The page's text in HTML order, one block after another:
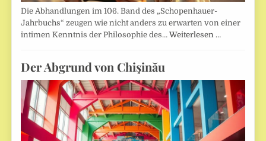
Die Abhandlungen im 106. Band des „Schopenhauer-
Jahrbuchs“ zeugen wie nicht anders zu erwarten von einer
intimen Kenntnis der Philosophie des…Weiterlesen …
Der Abgrund von Chişinău